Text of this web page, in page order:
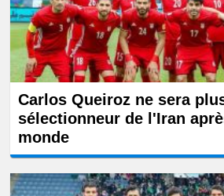
Carlos Queiroz ne sera
sélectionneur de l'Iran
monde